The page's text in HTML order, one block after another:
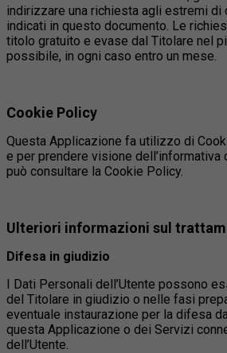
indirizzare una richiesta agli estremi di
indicati in questo documento. Le
titolo gratuito e evase dal Titolare nel
possibile, in ogni caso entro un mese.
Cookie Policy
Questa Applicazione fa utilizzo di
e per prendere visione dell’informativa
può consultare la Cookie Policy.
Ulteriori informazioni sul
Difesa in giudizio
I Dati Personali dell’Utente possono
del Titolare in giudizio o nelle fasi
eventuale instaurazione per la difesa
questa Applicazione o dei Servizi
dell’Utente.